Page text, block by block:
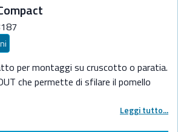
per montaggi su cruscotto o paratia.
che permette di sfilare il pomello
Leggi tutto...